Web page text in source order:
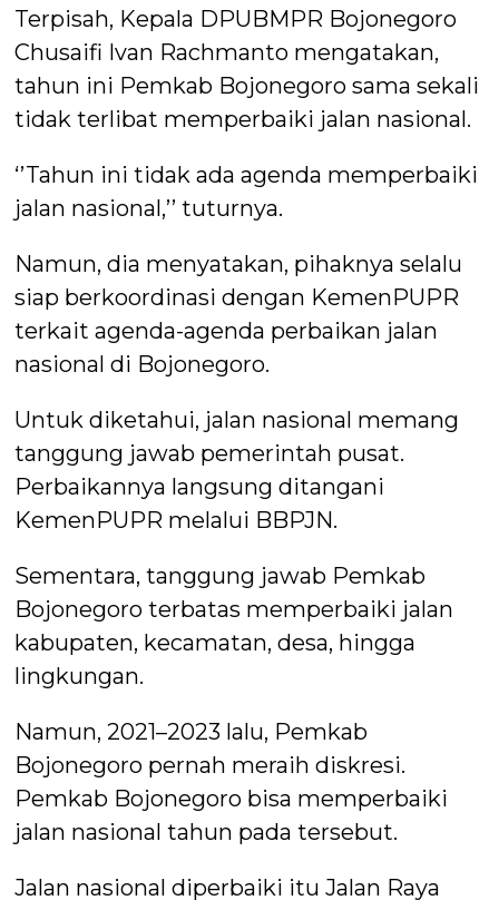
Terpisah, Kepala DPUBMPR Bojonegoro
Chusaifi Ivan Rachmanto mengatakan,
tahun ini Pemkab Bojonegoro sama sekali
tidak terlibat memperbaiki jalan nasional.
‘’Tahun ini tidak ada agenda memperbaiki
jalan nasional,’’ tuturnya.
Namun, dia menyatakan, pihaknya selalu
siap berkoordinasi dengan KemenPUPR
terkait agenda-agenda perbaikan jalan
nasional di Bojonegoro.
Untuk diketahui, jalan nasional memang
tanggung jawab pemerintah pusat.
Perbaikannya langsung ditangani
KemenPUPR melalui BBPJN.
Sementara, tanggung jawab Pemkab
Bojonegoro terbatas memperbaiki jalan
kabupaten, kecamatan, desa, hingga
lingkungan.
Namun, 2021–2023 lalu, Pemkab
Bojonegoro pernah meraih diskresi.
Pemkab Bojonegoro bisa memperbaiki
jalan nasional tahun pada tersebut.
Jalan nasional diperbaiki itu Jalan Raya